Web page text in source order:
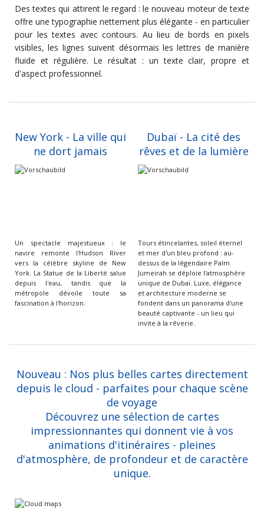
Des textes qui attirent le regard : le nouveau moteur de texte
offre une typographie nettement plus élégante - en particulier
pour les textes avec contours. Au lieu de bords en pixels
visibles, les lignes suivent désormais les lettres de manière
fluide et régulière. Le résultat : un texte clair, propre et
d'aspect professionnel.
New York - La ville qui
ne dort jamais
Dubaï - La cité des
rêves et de la lumière
Un spectacle majestueux : le
navire remonte l'Hudson River
vers la célèbre skyline de New
York. La Statue de la Liberté salue
depuis l'eau, tandis que la
métropole dévoile toute sa
fascination à l'horizon.
Tours étincelantes, soleil éternel
et mer d'un bleu profond : au-
dessus de la légendaire Palm
Jumeirah se déploie l'atmosphère
unique de Dubaï. Luxe, élégance
et architecture moderne se
fondent dans un panorama d'une
beauté captivante - un lieu qui
invite à la rêverie.
Nouveau : Nos plus belles cartes directement
depuis le cloud - parfaites pour chaque scène
de voyage
Découvrez une sélection de cartes
impressionnantes qui donnent vie à vos
animations d'itinéraires - pleines
d'atmosphère, de profondeur et de caractère
unique.